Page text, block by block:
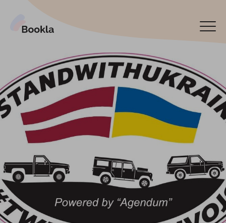
Bookla Platform
Reservar ahora
English
Latviski
По-русски